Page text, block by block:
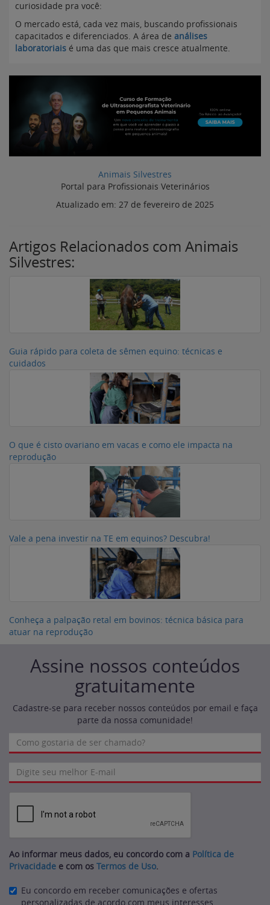
curiosidade pra você:
O mercado está, cada vez mais, buscando profissionais
capacitados e diferenciados. A área de análises
laboratoriais é uma das que mais cresce atualmente.
Animais Silvestres
Portal para Profissionais Veterinários
Atualizado em: 27 de fevereiro de 2025
Artigos Relacionados com Animais
Silvestres:
Guia rápido para coleta de sêmen equino: técnicas e
cuidados
O que é cisto ovariano em vacas e como ele impacta na
reprodução
Vale a pena investir na TE em equinos? Descubra!
Conheça a palpação retal em bovinos: técnica básica para
atuar na reprodução
Assine nossos conteúdos
gratuitamente
Cadastre-se para receber nossos conteúdos por email e faça
parte da nossa comunidade!
Ao informar meus dados, eu concordo com a Política de
Privacidade e com os Termos de Uso.
Eu concordo em receber comunicações e ofertas
personalizadas de acordo com meus interesses.